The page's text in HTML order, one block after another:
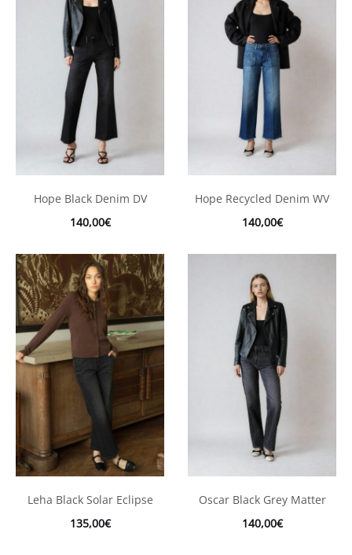
Hope Black Denim DV
140,00€
Hope Recycled Denim WV
140,00€
Leha Black Solar Eclipse
135,00€
Oscar Black Grey Matter
140,00€